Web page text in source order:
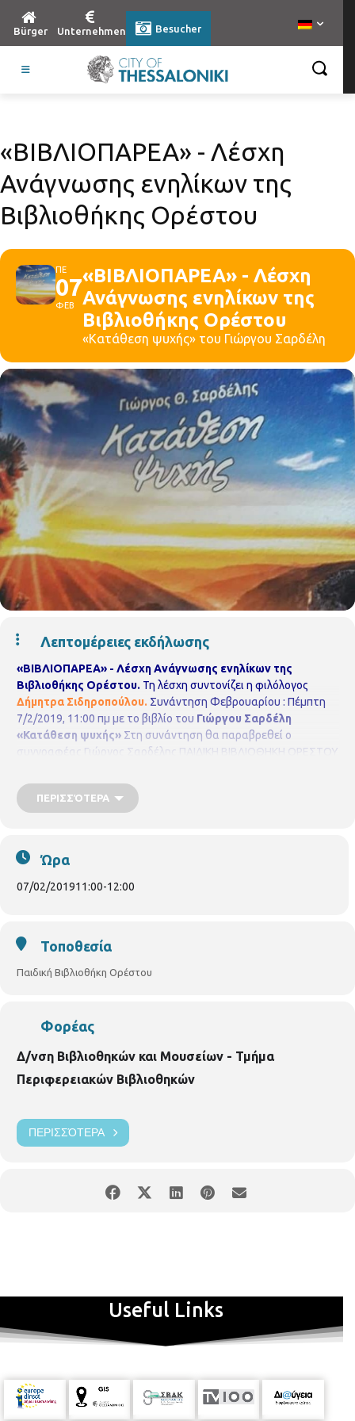
Bürger Unternehmen Besucher
«ΒΙΒΛΙΟΠΑΡΕΑ» - Λέσχη
Ανάγνωσης ενηλίκων της
Βιβλιοθήκης Ορέστου
ΠΕ
07
ΦΕΒ
«ΒΙΒΛΙΟΠΑΡΕΑ» - Λέσχη
Ανάγνωσης ενηλίκων της
Βιβλιοθήκης Ορέστου
«Κατάθεση ψυχής» του Γιώργου Σαρδέλη
Λεπτομέρειες εκδήλωσης
«ΒΙΒΛΙΟΠΑΡΕΑ» - Λέσχη Ανάγνωσης ενηλίκων της
Βιβλιοθήκης Ορέστου. Τη λέσχη συντονίζει η φιλόλογος
Δήμητρα Σιδηροπούλου. Συνάντηση Φεβρουαρίου : Πέμπτη
7/2/2019, 11:00 πμ με το βιβλίο του Γιώργου Σαρδέλη
«Κατάθεση ψυχής» Στη συνάντηση θα παραβρεθεί ο
συγγραφέας Γιώργος Σαρδέλης
ΠΑΙΔΙΚΗ ΒΙΒΛΙΟΘΗΚΗ ΟΡΕΣΤΟΥ
ΠΕΡΙΣΣΌΤΕΡΑ
Ώρα
07/02/201911:00-12:00
Τοποθεσία
Παιδική Βιβλιοθήκη Ορέστου
Φορέας
Δ/νση Βιβλιοθηκών και Μουσείων - Τμήμα
Περιφερειακών Βιβλιοθηκών
ΠΕΡΙΣΣΌΤΕΡΑ
Useful Links